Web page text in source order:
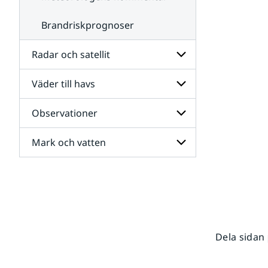
Brandriskprognoser
Radar och satellit
Undersidor
för
Radar
och
satellit
Väder till havs
Undersidor
för
Väder
till
havs
Observationer
Undersidor
för
Mark och vatten
Dela sidan